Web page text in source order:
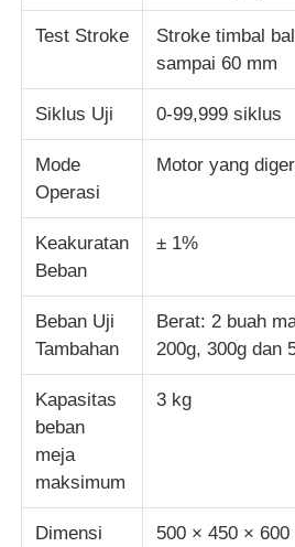
Peralatan pengujian kemasan
Peralatan pengujian perekat
mesin uji kain
Pengontrol Suhu Dan
Penguji kekerasan
Test Stroke
Stroke timbal
sampai 60 mm
Siklus Uji 0-99,999 siklus
Mode
Operasi
Motor yang
Keakuratan
Beban
± 1%
Beban Uji
Tambahan
Berat: 2 buah
200g, 300g dan
Kapasitas
beban
meja
maksimum
3 kg
Dimensi
500 × 450 × 600